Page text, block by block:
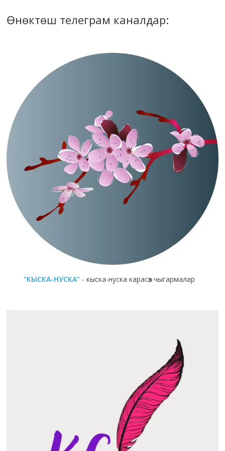
Өнөктөш телеграм каналдар:
"КЫСКА-НУСКА" - кыска-нуска карасөз чыгармалар